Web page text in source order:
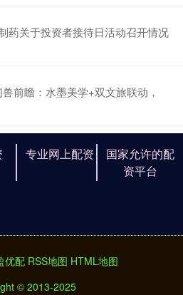
药关于投资者接待日活动召开情况
前瞻：水墨美学+双文旅联动，
专业网上配资
国家允许的配
资平台
优配 RSS地图 HTML地图
© 2013-2025